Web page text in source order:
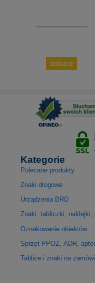
zobacz
Kategorie
Polecane produkty
Znaki drogowe
Urządzenia BRD
Znaki, tabliczki, naklejki,
Oznakowanie obiektów
Sprzęt PPOŻ, ADR,
Tablice i znaki na